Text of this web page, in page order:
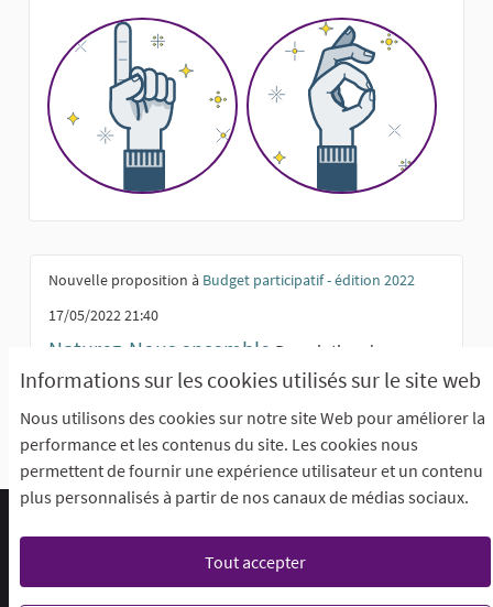
Informations sur les cookies utilisés sur le site web
Nous utilisons des cookies sur notre site Web pour améliorer la
performance et les contenus du site. Les cookies nous
permettent de fournir une expérience utilisateur et un contenu
plus personnalisés à partir de nos canaux de médias sociaux.
Tout accepter
Nouvelle proposition à Budget participatif - édition 2022
17/05/2022 21:40
Naturez-Nous ensemble Description du
projetCe projet a pour cible le parc de loisirs de Loos.
Conditions générales d'utilisation
Mentions légales
Paramètres des cookies